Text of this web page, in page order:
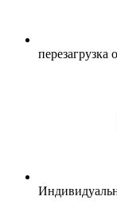
перезагрузка